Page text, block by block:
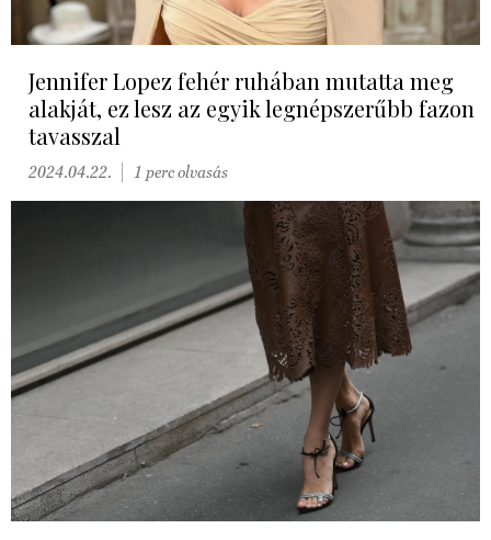
Jennifer Lopez fehér ruhában mutatta meg
alakját, ez lesz az egyik legnépszerűbb fazon
tavasszal
2024.04.22. 1 perc olvasás